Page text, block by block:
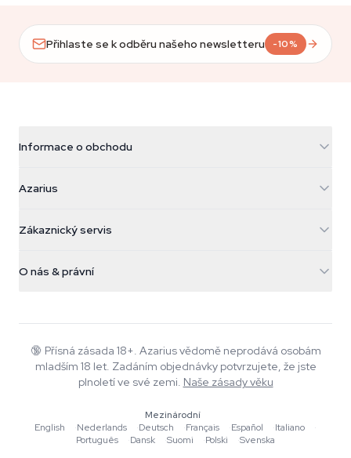
Přihlaste se k odběru našeho newsletteru -10%
Informace o obchodu
Galvaniweg 11
Nederland
+31(0)204897914
Azarius
Kouzelné houby
Smokeshop
Zákaznický servis
Pravidla vrácení
Časté dotazy
Zásady ochrany osobních údajů
O nás & právní
Wiki
Blog
Hudba
Redakční standardy
Nástroje a kalkulačky
🔞 Přísná zásada 18+. Azarius vědomě neprodává osobám
mladším 18 let. Zadáním objednávky potvrzujete, že jste
plnoletí ve své zemi. Naše zásady věku
Mezinárodní
English
·Nederlands ·Deutsch ·Français ·Español ·Italiano
·
Português
·Dansk ·Suomi ·Polski ·Svenska